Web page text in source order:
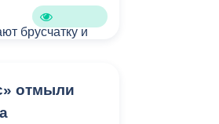
брусчатку и
в порядок.
отмыли